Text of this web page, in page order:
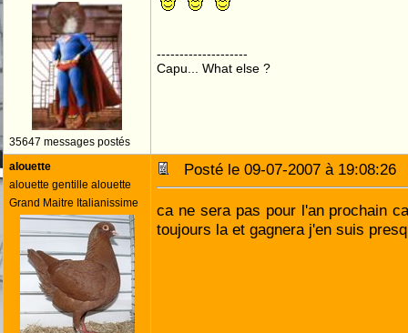
35647 messages postés
--------------------
Capu... What else ?
alouette
alouette gentille alouette
Grand Maitre Italianissime
Posté le 09-07-2007 à
ca ne sera pas pour l'an prochain
toujours la et gagnera j'en suis